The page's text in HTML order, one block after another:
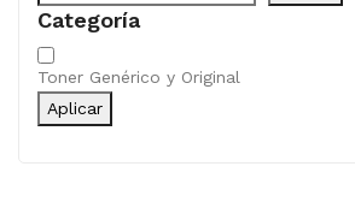
Categoría
Categoría
Toner Genérico y Original
Aplicar